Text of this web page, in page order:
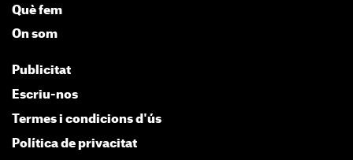
Què fem
On som
Publicitat
Escriu-nos
Termes i condicions d'ús
Política de privacitat